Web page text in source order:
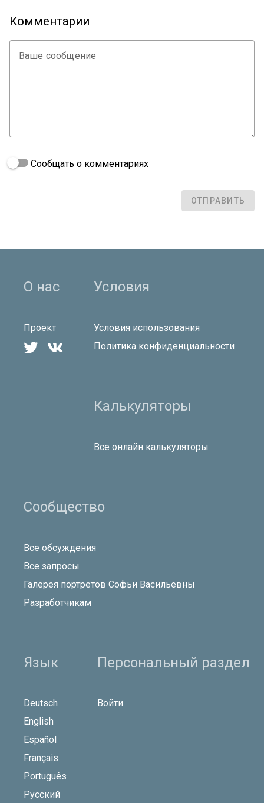
Комментарии
Ваше сообщение
Сообщать о комментариях
ОТПРАВИТЬ
О нас
Проект
 
Условия
Условия использования
Политика конфиденциальности
Калькуляторы
Все онлайн калькуляторы
Сообщество
Все обсуждения
Все запросы
Галерея портретов Софьи Васильевны
Разработчикам
Язык
Deutsch
English
Español
Français
Português
Русский
Персональный раздел
Войти